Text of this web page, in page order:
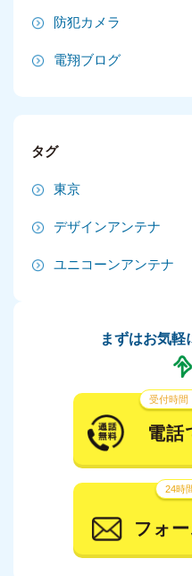
2024年8月
2024年7月
2024年6月
2024年5月
2024年3月
2024年1月
2023年12月
2023年11月
2023年10月
防犯カメラ
電翔ブログ
タグ
東京
デザインアンテナ
ユニコーンアンテナ
まずはお気軽
受付時間
電話
24時
フォ